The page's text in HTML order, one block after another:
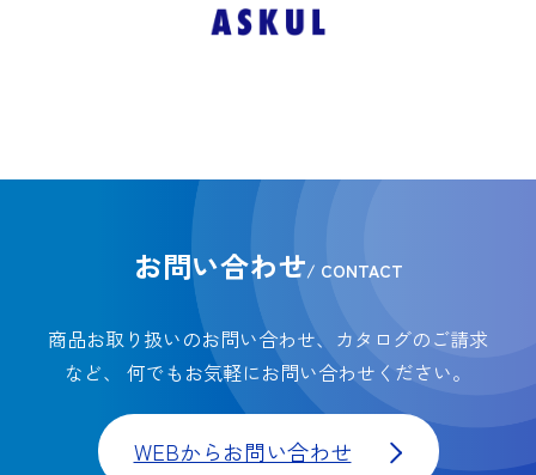
お問い合わせ/ CONTACT
商品お取り扱いのお問い合わせ、カタログのご請求
など、
何でもお気軽にお問い合わせください。
WEBからお問い合わせ